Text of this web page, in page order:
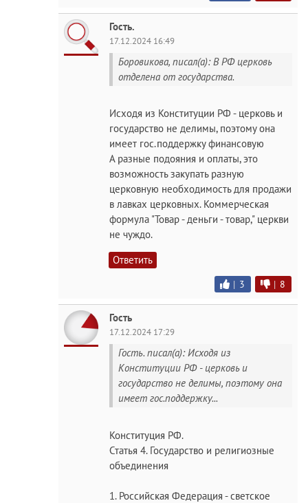
Гость.
17.12.2024 16:49
Боровикова, писал(а): В РФ церковь
отделена от государства.
Исходя из Конституции РФ - церковь и
государство не делимы, поэтому она
имеет гос.поддержку финансовую
А разные подояния и оплаты, это
возможность закупать разную
церковную необходимость для продажи
в лавках церковных. Коммерческая
формула "Товар - деньги - товар," церкви
не чуждо.
Ответить
| 3 | 8
Гость
17.12.2024 17:29
Гость. писал(а): Исходя из
Конституции РФ - церковь и
государство не делимы, поэтому она
имеет гос.поддержку...
Конституция РФ.
Статья 4. Государство и религиозные
объединения
1. Российская Федерация - светское